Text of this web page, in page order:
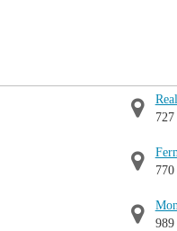
989